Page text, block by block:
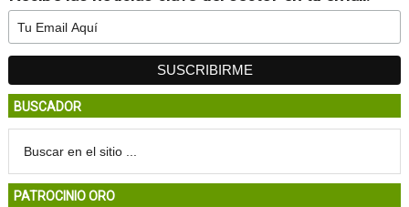
BUSCADOR
PATROCINIO ORO